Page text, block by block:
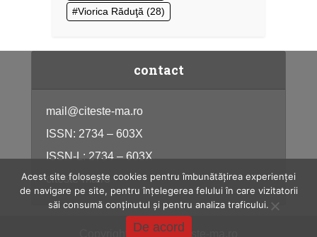
Viorica Răduţă (28)
contact
mail@citeste-ma.ro
ISSN: 2734 – 603X
ISSN-L: 2734 – 603X
citeste-ma.ro
Copyright © 2026, citeste-ma.ro
Acest site folosește cookies pentru îmbunătățirea experienței
de navigare pe site, pentru înțelegerea felului în care vizitatorii
săi consumă conținutul și pentru analiza traficului.
De acord